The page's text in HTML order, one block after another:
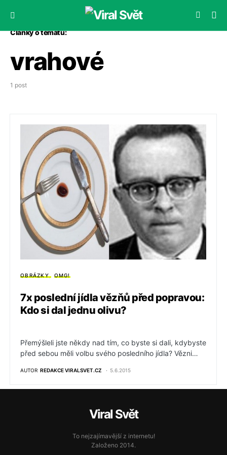
Články o tématu:
vrahové
1 post
OBRÁZKY OMG!
7x poslední jídla vězňů před popravou:
Kdo si dal jednu olivu?
Přemýšleli jste někdy nad tím, co byste si dali, kdybyste
před sebou měli volbu svého posledního jídla? Vězni…
AUTOR REDAKCE VIRALSVET.CZ 5.6.2015
Viral Svět
To nejzajímavější z internetu!
Založeno 2014.